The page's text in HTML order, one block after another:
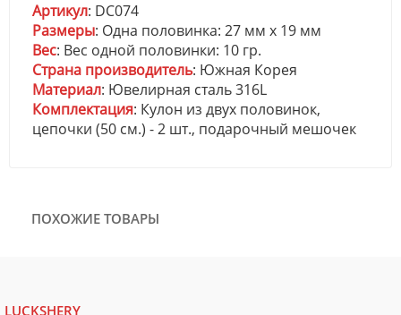
Артикул: DC074
Размеры: Одна половинка: 27 мм x 19 мм
Вес: Вес одной половинки: 10 гр.
Страна производитель: Южная Корея
Материал: Ювелирная сталь 316L
Комплектация: Кулон из двух половинок,
цепочки (50 см.) - 2 шт., подарочный мешочек
ПОХОЖИЕ ТОВАРЫ
LUCKSHERY